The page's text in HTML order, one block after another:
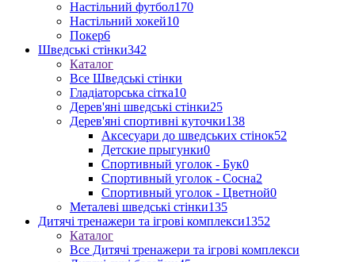
Настільний футбол170
Настільний хокей10
Покер6
Шведські стінки342
Каталог
Все Шведські стінки
Гладіаторська сітка10
Дерев'яні шведські стінки25
Дерев'яні спортивні куточки138
Аксесуари до шведських стінок52
Детские прыгунки0
Спортивный уголок - Бук0
Спортивный уголок - Сосна2
Спортивный уголок - Цветной0
Металеві шведські стінки135
Дитячі тренажери та ігрові комплекси1352
Каталог
Все Дитячі тренажери та ігрові комплекси